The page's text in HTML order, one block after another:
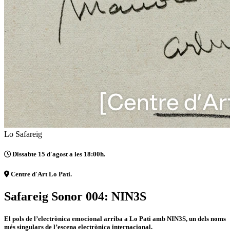
Lo Safareig
Dissabte 15 d'agost a les 18:00h.
Centre d'Art Lo Pati.
Safareig Sonor 004: NIN3S
El pols de l’electrònica emocional arriba a Lo Pati amb NIN3S, un dels noms
més singulars de l’escena electrònica internacional.